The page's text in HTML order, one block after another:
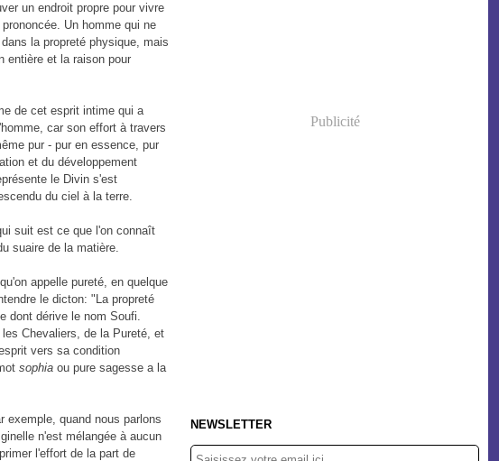
un endroit propre pour vivre
Un homme qui ne
la propreté physique, mais
entière et la raison pour
de cet esprit intime qui a
car son effort à travers
pur - pur en essence, pur
et du développement
le Divin s'est
du ciel à la terre.
suit est ce que l'on connaît
suaire de la matière.
appelle pureté, en quelque
le dicton: "La propreté
dont dérive le nom Soufi.
Chevaliers, de la Pureté, et
vers sa condition
sophia ou pure sagesse a la
exemple, quand nous parlons
n'est mélangée à aucun
l'effort de la part de
Publicité
NEWSLETTER